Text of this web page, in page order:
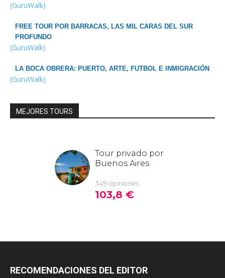
(GuruWalk)
FREE TOUR POR BARRACAS, LAS MIL CARAS DEL SUR
PROFUNDO
(GuruWalk)
LA BOCA OBRERA: PUERTO, ARTE, FUTBOL E INMIGRACIÓN
(GuruWalk)
MEJORES TOURS
RECOMENDACIONES DEL EDITOR